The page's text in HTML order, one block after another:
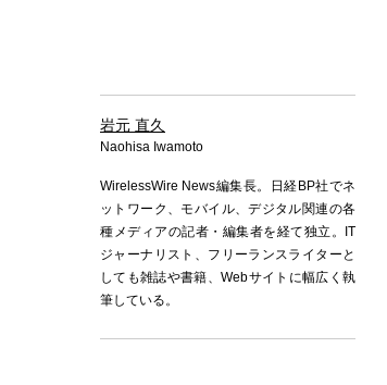
岩元 直久
Naohisa Iwamoto
WirelessWire News編集長。日経BP社でネ
ットワーク、モバイル、デジタル関連の各
種メディアの記者・編集者を経て独立。IT
ジャーナリスト、フリーランスライターと
しても雑誌や書籍、Webサイトに幅広く執
筆している。